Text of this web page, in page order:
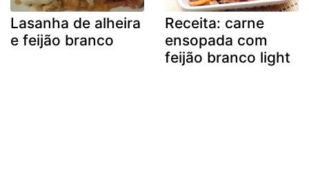
Lasanha de alheira
e feijão branco
Receita: carne
ensopada com
feijão branco light